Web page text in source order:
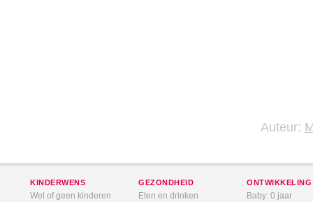
Auteur:
KINDERWENS
Wel of geen kinderen
GEZONDHEID
Eten en drinken
ONTWIKKELING
Baby: 0 jaar